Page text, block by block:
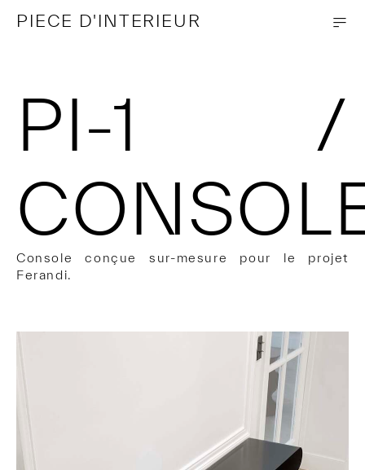
PIECE D'INTERIEUR —
—
-
PI-1 /
Console conçue sur-mesure pour le projet
Ferandi.